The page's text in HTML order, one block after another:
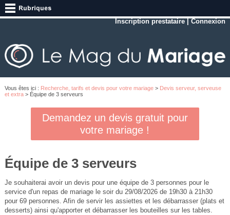
Inscription prestataire |Connexion
Vous êtes ici : Recherche, tarifs et devis pour votre mariage> Devis serveur, serveuse
et extra> Équipe de 3 serveurs
Demandez un devis gratuit pour
votre mariage !
Équipe de 3 serveurs
Je souhaiterai avoir un devis pour une équipe de 3 personnes pour le
service d'un repas de mariage le soir du 29/08/2026 de 19h30 à 21h30
pour 69 personnes. Afin de servir les assiettes et les débarrasser (plats et
desserts) ainsi qu'apporter et débarrasser les bouteilles sur les tables.